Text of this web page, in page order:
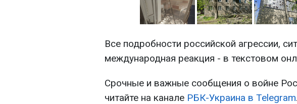
Все подробности российской агрессии,
международная реакция - в текстовом
Срочные и важные сообщения о войне
читайте на канале РБК-Украина в Telegram.